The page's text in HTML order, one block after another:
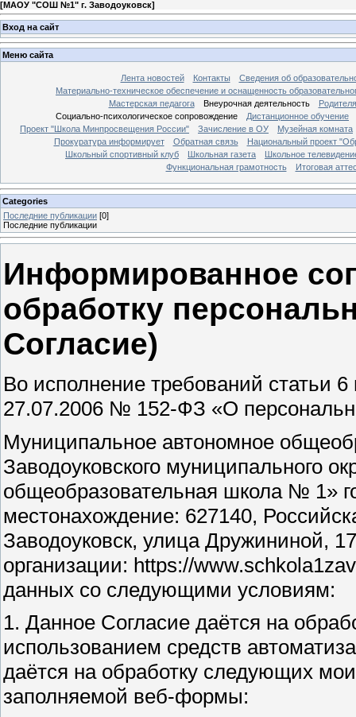
[МАОУ "СОШ №1" г. Заводоуковск]
Вход на сайт
Меню сайта
Лента новостей Контакты
Сведения об
Материально-техническое обеспечение и оснащенность
Мастерская педагога
Внеурочная деятельность
Социально-психологическое сопровождение
Дистанционное обучение
Проект "Школа Минпросвещения России"
Зачисление в ОУ
Музейная комната
Прокуратура информирует
Обратная связь
Национальный проект
Школьный спортивный клуб
Школьная газета
Школьное
Функциональная грамотность
Итоговая
Categories
Последние публикации [0]
Последние публикации
Информированное
обработку
Согласие)
Во исполнение требований статьи
27.07.2006 № 152-ФЗ «О
Муниципальное автономное
Заводоуковского муниципального
общеобразовательная школа № 1»
местонахождение: 627140,
Заводоуковск, улица Дружининой,
организации: https://
данных со следующими условиям:
1. Данное Согласие даётся на
использованием средств
даётся на обработку следующих
заполняемой веб-формы: